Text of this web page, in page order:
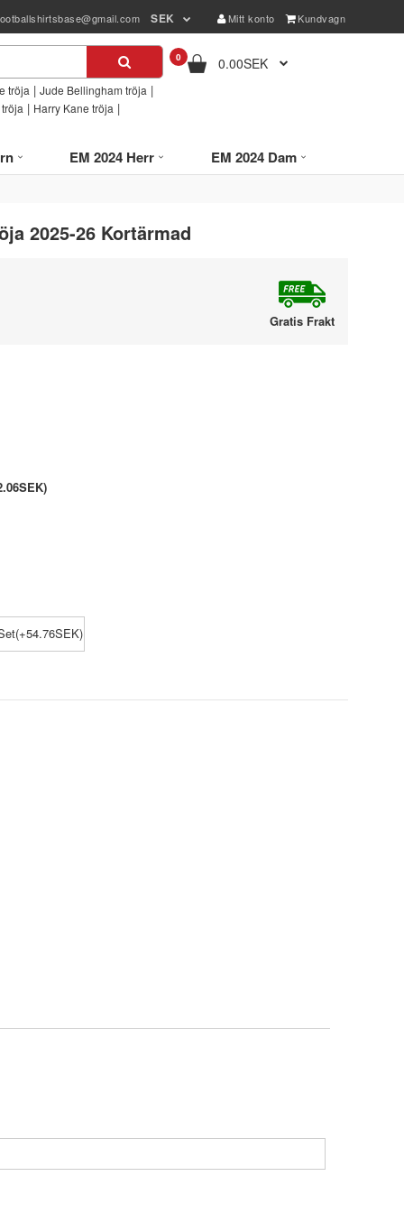
SEK Mitt konto Kundvagn
tröja | Jude Bellingham tröja |
| Harry Kane tröja |
0 0.00SEK
EM 2024 Herr EM 2024 Dam
2025-26 Kortärmad
Gratis Frakt